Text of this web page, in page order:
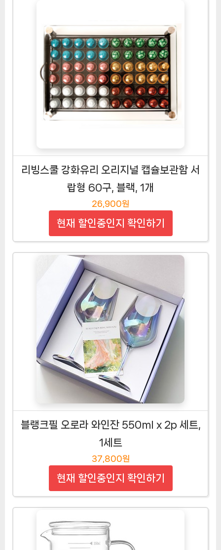
리빙스쿨 강화유리 오리지널 캡슐보관함 서
랍형 60구, 블랙, 1개
26,900원
현재 할인중인지 확인하기
블랭크필 오로라 와인잔 550ml x 2p 세트,
1세트
37,800원
현재 할인중인지 확인하기